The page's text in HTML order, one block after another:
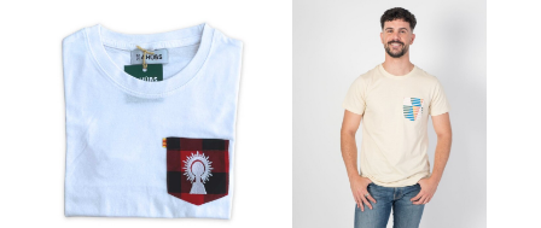
tiene
múltiples
variantes.
opciones
se
pueden
elegir
producto
tiene
múltiples
variantes.
Las
opciones
pueden
elegir